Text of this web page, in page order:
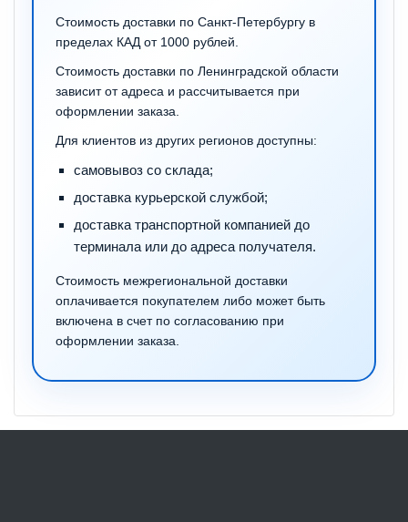
Стоимость доставки по Санкт-Петербургу в
пределах КАД от 1000 рублей.
Стоимость доставки по Ленинградской области
зависит от адреса и рассчитывается при
оформлении заказа.
Для клиентов из других регионов доступны:
самовывоз со склада;
доставка курьерской службой;
доставка транспортной компанией до
терминала или до адреса получателя.
Стоимость межрегиональной доставки
оплачивается покупателем либо может быть
включена в счет по согласованию при
оформлении заказа.